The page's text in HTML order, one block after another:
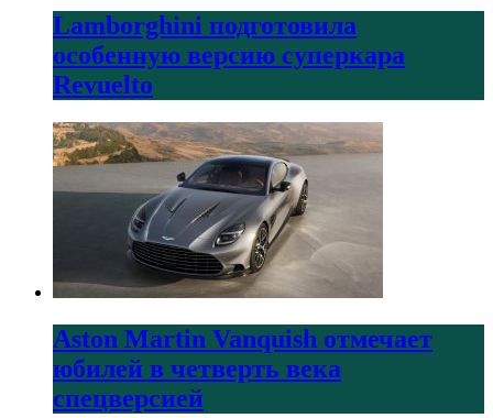
Lamborghini подготовила
особенную версию суперкара
Revuelto
Aston Martin Vanquish отмечает
юбилей в четверть века
спецверсией